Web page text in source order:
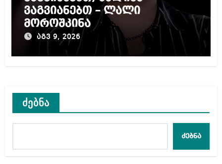
ვაგვიანებთ – ლალი
მოროშკინა
აგვ 9, 2026
ძებნა
ძებნა